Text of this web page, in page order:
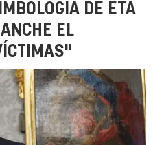
DE ETA
EL